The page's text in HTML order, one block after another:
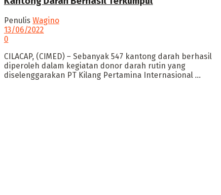
Penulis Wagino
13/06/2022
0
CILACAP, (CIMED) – Sebanyak 547 kantong darah berhasil
diperoleh dalam kegiatan donor darah rutin yang
diselenggarakan PT Kilang Pertamina Internasional ...